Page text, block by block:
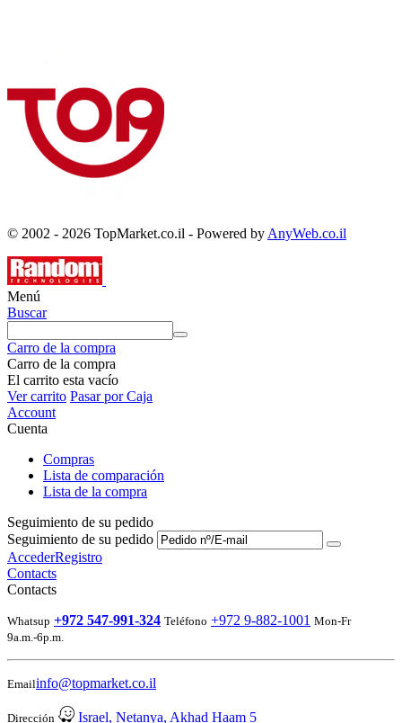
© 2002 - 2026 TopMarket.co.il - Powered by AnyWeb.co.il
Menú
Buscar
Carro de la compra
Carro de la compra
El carrito esta vacío
Ver carrito Pasar por Caja
Account
Cuenta
Compras
Lista de comparación
Lista de la compra
Seguimiento de su pedido
Seguimiento de su pedido
AccederRegistro
Contacts
Contacts
Whatsup +972 547-991-324 Teléfono +972 9-882-1001 Mon-Fr
9a.m.-6p.m.
Emailinfo@topmarket.co.il
Dirección Israel, Netanya, Akhad Haam 5